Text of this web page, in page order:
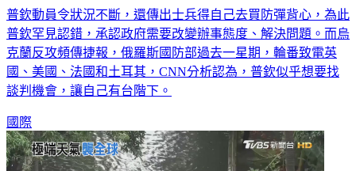
普欽動員令狀況不斷，還傳出士兵得自己去買防彈背心，為此
普欽罕見認錯，承認政府需要改變辦事態度、解決問題。而烏
克蘭反攻頻傳捷報，俄羅斯國防部過去一星期，輪番致電英
國、美國、法國和土耳其，CNN分析認為，普欽似乎想要找
談判機會，讓自己有台階下。
國際